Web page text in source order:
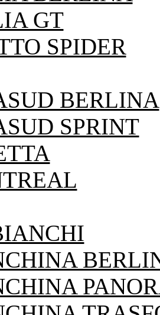
GT
SPIDER
BERLINA
SPRINT